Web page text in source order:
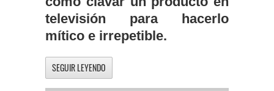
televisión para hacerlo
mítico e irrepetible.
SEGUIR LEYENDO